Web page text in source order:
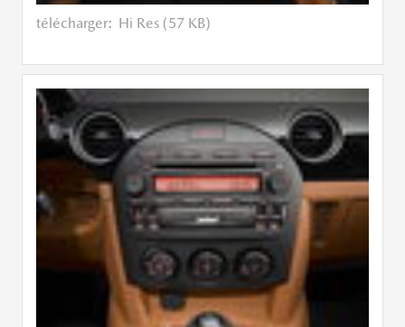
télécharger: Hi Res (57 KB)